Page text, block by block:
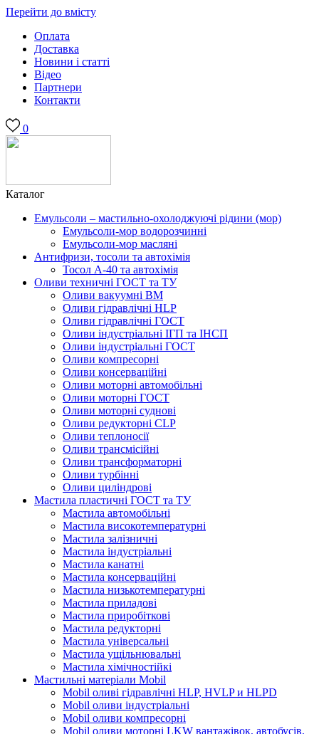
Перейти до вмісту
Оплата
Доставка
Новини і статті
Відео
Партнери
Контакти
0
Каталог
Емульсоли – мастильно-охолоджуючі рідини (мор)
Емульсоли-мор водорозчинні
Емульсоли-мор масляні
Антифризи, тосоли та автохімія
Тосол А-40 та автохімія
Оливи техничні ГОСТ та ТУ
Оливи вакуумні ВМ
Оливи гідравлічні HLP
Оливи гідравлічні ГОСТ
Оливи індустріальні ІГП та ІНСП
Оливи індустріальні ГОСТ
Оливи компресорні
Оливи консерваційні
Оливи моторні автомобільні
Оливи моторні ГОСТ
Оливи моторні суднові
Оливи редукторні CLP
Оливи теплоносії
Оливи трансмісійні
Оливи трансформаторні
Оливи турбінні
Оливи циліндрові
Мастила пластичні ГОСТ та ТУ
Мастила автомобільні
Мастила високотемпературні
Мастила залізничні
Мастила індустріальні
Мастила канатні
Мастила консерваційні
Мастила низькотемпературні
Мастила приладові
Мастила приробіткові
Мастила редукторні
Мастила універсальні
Мастила ущільнювальні
Мастила хімічностійкі
Мастильні матеріали Mobil
Mobil оливі гідравлічні HLP, HVLP и HLPD
Mobil оливи індустріальні
Mobil оливи компресорні
Mobil оливи моторні LKW вантажівок, автобусів,